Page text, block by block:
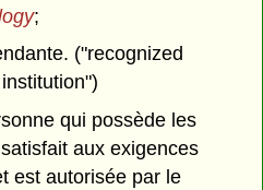
;
("recognized
qui possède les
aux exigences
est autorisée par le